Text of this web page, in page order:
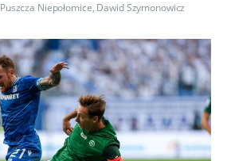
Puszcza Niepołomice, Dawid Szymonowicz